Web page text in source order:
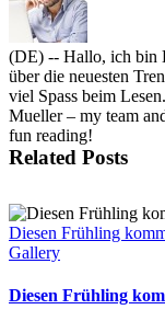
(DE) -- Hallo, ich bin
über die neuesten
viel Spass beim
Mueller – my team
fun
Related Posts
Diesen Frühling
Gallery
Diesen Frühling